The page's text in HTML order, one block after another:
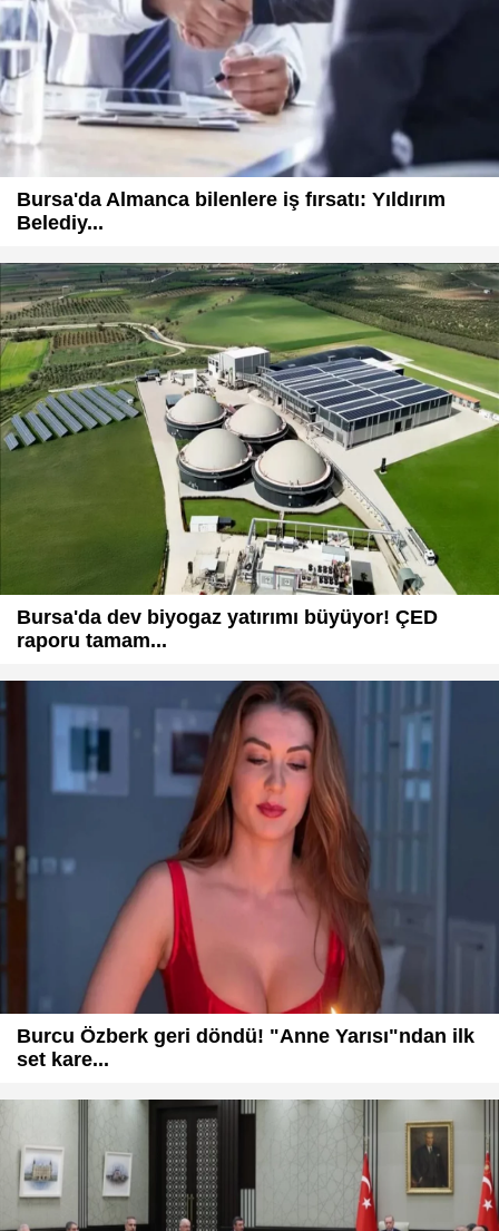
Bursa'da Almanca bilenlere iş fırsatı: Yıldırım
Belediy...
Bursa'da dev biyogaz yatırımı büyüyor! ÇED
raporu tamam...
Burcu Özberk geri döndü! "Anne Yarısı"ndan ilk
set kare...